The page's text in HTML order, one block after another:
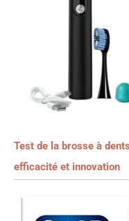
Test de la brosse à
efficacité et innovation